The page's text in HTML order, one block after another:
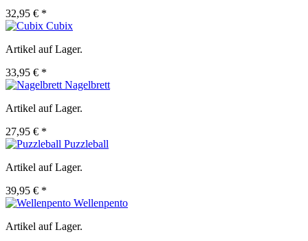
32,95 € *
Cubix
Artikel auf Lager.
33,95 € *
Nagelbrett
Artikel auf Lager.
27,95 € *
Puzzleball
Artikel auf Lager.
39,95 € *
Wellenpento
Artikel auf Lager.